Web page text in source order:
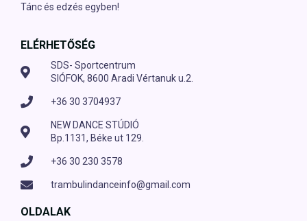
Tánc és edzés egyben!
ELÉRHETŐSÉG
SDS- Sportcentrum
SIÓFOK, 8600 Aradi Vértanuk u.2.
+36 30 3704937
NEW DANCE STÚDIÓ
Bp.1131, Béke ut 129.
+36 30 230 3578
trambulindanceinfo@gmail.com
OLDALAK